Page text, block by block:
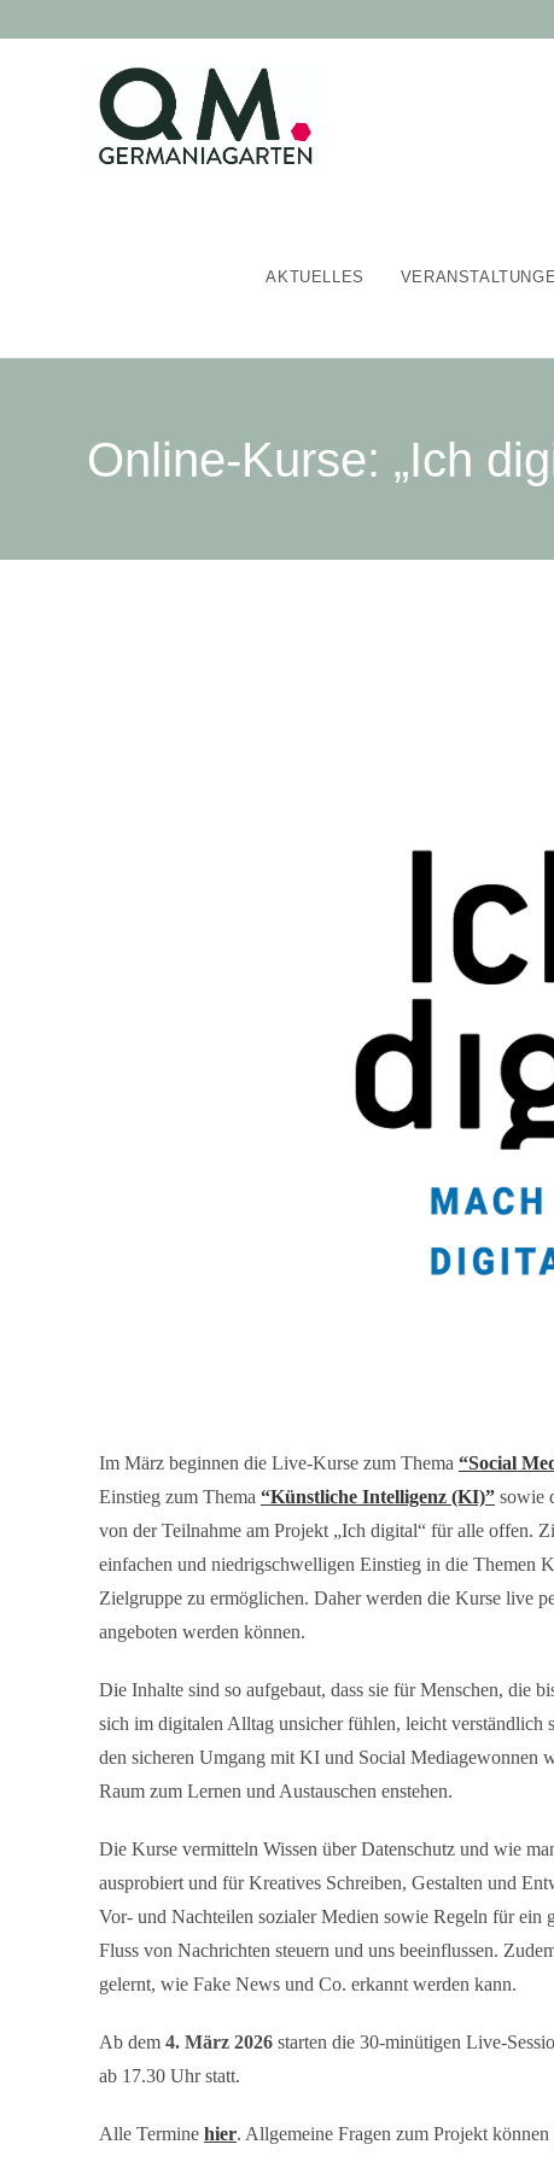
AKTUELLES
Online-Kurse: „Ich
Im März beginnen die Live-Kurse zum Thema “Social
Einstieg zum Thema “Künstliche Intelligenz (KI)” sowie
von der Teilnahme am Projekt „Ich digital“ für alle offen.
einfachen und niedrigschwelligen Einstieg in die Themen
Zielgruppe zu ermöglichen. Daher werden die Kurse live
angeboten werden können.
Die Inhalte sind so aufgebaut, dass sie für Menschen, die
sich im digitalen Alltag unsicher fühlen, leicht
den sicheren Umgang mit KI und Social Mediagewonnen
Raum zum Lernen und Austauschen enstehen.
Die Kurse vermitteln Wissen über Datenschutz und wie
ausprobiert und für Kreatives Schreiben, Gestalten und
Vor- und Nachteilen sozialer Medien sowie Regeln für
Fluss von Nachrichten steuern und uns beeinflussen.
gelernt, wie Fake News und Co. erkannt werden kann.
Ab dem 4. März 2026 starten die 30-minütigen Live-
ab 17.30 Uhr statt.
Alle Termine hier. Allgemeine Fragen zum Projekt können